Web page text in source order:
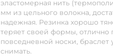
эластомерная нить
мм из цельного волокна,
надежная. Резинка хорошо
теряет своей формы, отлично
повседневной носки, браслет
снимать.